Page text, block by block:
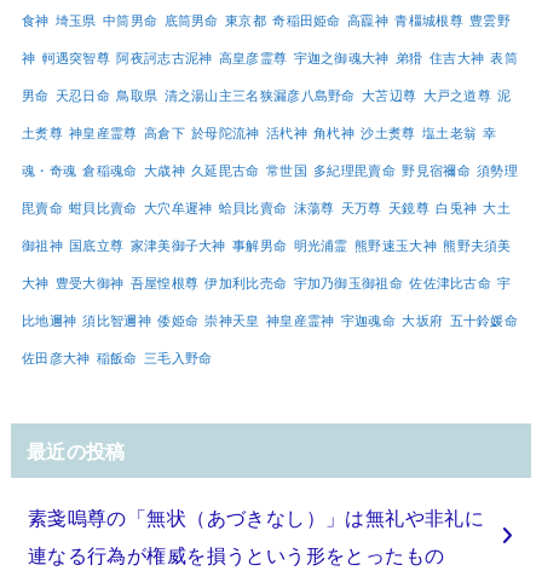
食神 埼玉県 中筒男命 底筒男命 東京都 奇稲田姫命 高龗神 青橿城根尊 豊雲野
神 軻遇突智尊 阿夜訶志古泥神 高皇彦霊尊 宇迦之御魂大神 弟猾 住吉大神 表筒
男命 天忍日命 鳥取県 清之湯山主三名狭漏彦八島野命 大苫辺尊 大戸之道尊 泥
土煑尊 神皇産霊尊 高倉下 於母陀流神 活杙神 角杙神 沙土煑尊 塩土老翁 幸
魂・奇魂 倉稲魂命 大歳神 久延毘古命 常世国 多紀理毘賣命 野見宿禰命 須勢理
毘賣命 蚶貝比賣命 大穴牟遲神 蛤貝比賣命 沫蕩尊 天万尊 天鏡尊 白兎神 大土
御祖神 国底立尊 家津美御子大神 事解男命 明光浦霊 熊野速玉大神 熊野夫須美
大神 豊受大御神 吾屋惶根尊 伊加利比売命 宇加乃御玉御祖命 佐佐津比古命 宇
比地邇神 須比智邇神 倭姫命 崇神天皇 神皇産霊神 宇迦魂命 大坂府 五十鈴媛命
佐田彦大神 稲飯命 三毛入野命
最近の投稿
素戔嗚尊の「無状（あづきなし）」は無礼や非礼に
連なる行為が権威を損うという形をとったもの